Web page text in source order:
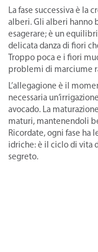
La fase successiva è la
alberi. Gli alberi hanno
esagerare; è un
delicata danza di fiori
Troppo poca e i fiori
problemi di marciume
L’allegagione è il
necessaria
avocado. La
maturi, mantenendoli
Ricordate, ogni fase ha
idriche: è il ciclo di vita
segreto.